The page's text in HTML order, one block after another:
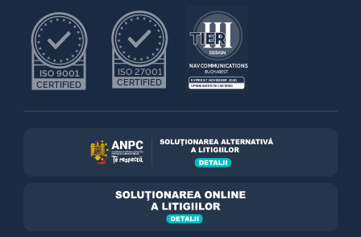
ISO 9001
CERTIFIED
ISO 27001
CERTIFIED
NAV COMMUNICATIONS
BUCHAREST
EXPIRES 7 NOVEMBER 2030
UPTIME INSTITUTE CERTIFIED